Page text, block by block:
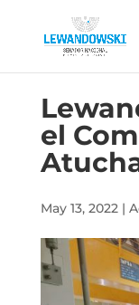
el
May 13, 2022|